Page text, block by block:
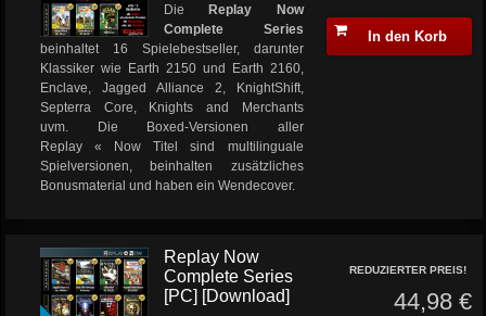
DieReplay Now
Complete Series
beinhaltet 16 Spielebestseller, darunter
Klassiker wie Earth 2150 und Earth 2160,
Enclave, Jagged Alliance 2, KnightShift,
Septerra Core, Knights and Merchants
uvm. Die Boxed-Versionen aller
Replay « Now Titel sind multilinguale
Spielversionen, beinhalten zusätzliches
Bonusmaterial und haben ein Wendecover.
In den Korb
Replay Now
Complete Series
[PC] [Download]
REDUZIERTER PREIS!
44,98 €